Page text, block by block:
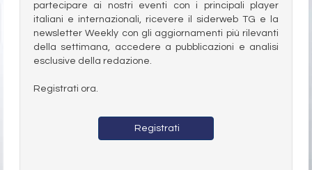
partecipare ai nostri eventi con i principali player
italiani e internazionali, ricevere il siderweb TG e la
newsletter Weekly con gli aggiornamenti più rilevanti
della settimana, accedere a pubblicazioni e analisi
esclusive della redazione.
Registrati ora.
Registrati